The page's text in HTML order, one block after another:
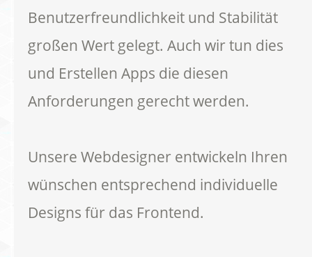
Benutzerfreundlichkeit und Stabilität
großen Wert gelegt. Auch wir tun dies
und Erstellen Apps die diesen
Anforderungen gerecht werden.
Unsere Webdesigner entwickeln Ihren
wünschen entsprechend individuelle
Designs für das Frontend.